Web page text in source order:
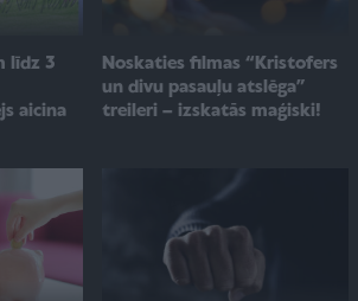
līdz 3
aicina
Noskaties filmas “Kristofers
un divu pasauļu atslēga”
treileri – izskatās maģiski!